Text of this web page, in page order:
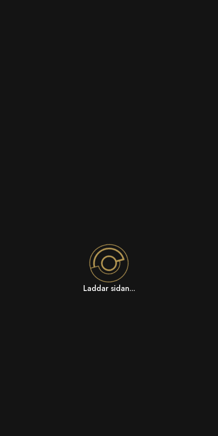
Laddar sidan...